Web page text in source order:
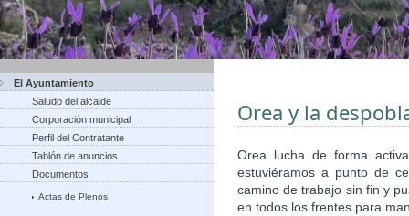
El Ayuntamiento
Saludo del alcalde
Corporación municipal
Perfil del Contratante
Tablón de anuncios
Documentos
Actas de Plenos
Orea y la
Orea lucha de forma
estuviéramos a punto de
camino de trabajo sin fin y
en todos los frentes para